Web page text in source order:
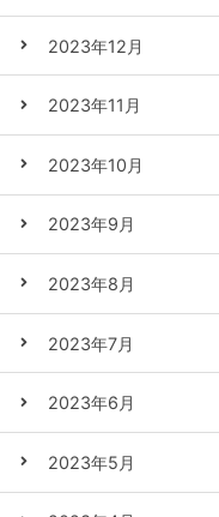
2023年12月
2023年11月
2023年10月
2023年9月
2023年8月
2023年7月
2023年6月
2023年5月